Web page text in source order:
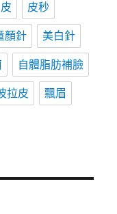
皮 皮秒
顏針 美白針
自體脂肪補臉
拉皮 飄眉